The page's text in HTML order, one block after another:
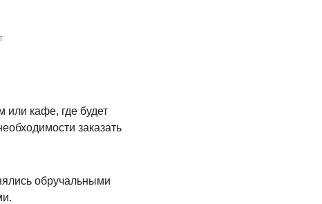
или кафе, где будет
заказать
обручальными